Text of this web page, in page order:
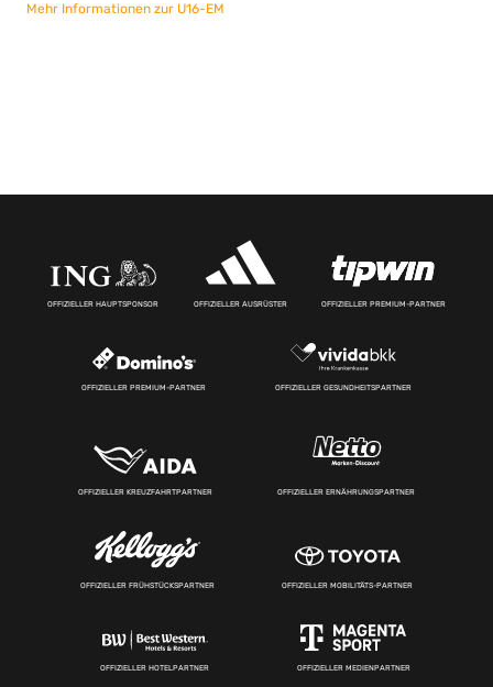
Mehr Informationen zur U16-EM
OFFIZIELLER HAUPTSPONSOR OFFIZIELLER AUSRÜSTER OFFIZIELLER PREMIUM-PARTNER
OFFIZIELLER PREMIUM-PARTNER OFFIZIELLER GESUNDHEITSPARTNER
OFFIZIELLER KREUZFAHRTPARTNER OFFIZIELLER ERNÄHRUNGSPARTNER
OFFIZIELLER FRÜHSTÜCKSPARTNER OFFIZIELLER MOBILITÄTS-PARTNER
OFFIZIELLER HOTELPARTNER OFFIZIELLER MEDIENPARTNER